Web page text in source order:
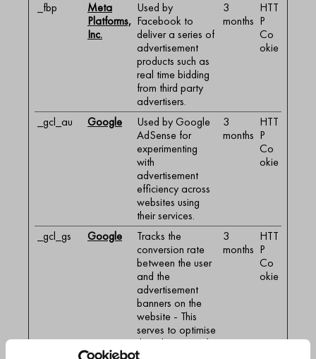
_fbp
Meta
Platforms,
Inc.
Used by
Facebook to
deliver a series of
advertisement
products such as
real time bidding
from third party
advertisers.
3
months
HTT
P
Co
okie
_gcl_au Google
Used by Google
AdSense for
experimenting
with
advertisement
efficiency across
websites using
their services.
3
months
HTT
P
Co
okie
_gcl_gs Google
Tracks the
conversion rate
between the user
and the
advertisement
banners on the
website - This
serves to optimise
the relevance of
3
months
HTT
P
Co
okie